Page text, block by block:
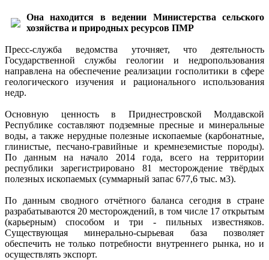
Она находится в ведении Министерства сельского
хозяйства и природных ресурсов ПМР
Пресс-служба ведомства уточняет, что деятельность
Государственной службы геологии и недропользования
направлена на обеспечение реализации госполитики в сфере
геологического изучения и рационального использования
недр.
Основную ценность в Приднестровской Молдавской
Республике составляют подземные пресные и минеральные
воды, а также нерудные полезные ископаемые (карбонатные,
глинистые, песчано-гравийные и кремнеземистые породы).
По данным на начало 2014 года, всего на территории
республики зарегистрировано 81 месторождение твёрдых
полезных ископаемых (суммарный запас 677,6 тыс. м3).
По данным сводного отчётного баланса сегодня в стране
разрабатываются 20 месторождений, в том числе 17 открытым
(карьерным) способом и три - пильных известняков.
Существующая минерально-сырьевая база позволяет
обеспечить не только потребности внутреннего рынка, но и
осуществлять экспорт.